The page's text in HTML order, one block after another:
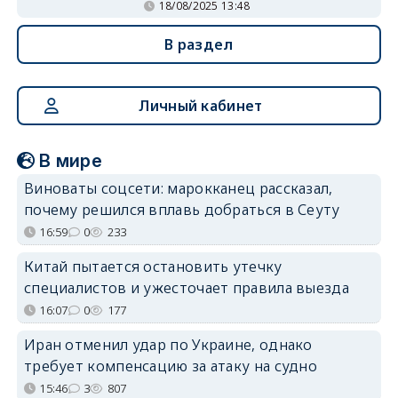
18/08/2025 13:48
В раздел
Личный кабинет
В мире
Виноваты соцсети: марокканец рассказал,
почему решился вплавь добраться в Сеуту
16:59 0 233
Китай пытается остановить утечку
специалистов и ужесточает правила выезда
16:07 0 177
Иран отменил удар по Украине, однако
требует компенсацию за атаку на судно
15:46 3 807